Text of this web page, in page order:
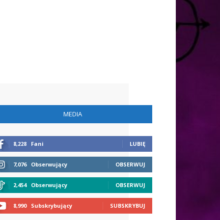
MEDIA
8,228 Fani LUBIĘ
7,076 Obserwujący OBSERWUJ
2,454 Obserwujący OBSERWUJ
8,990 Subskrybujący SUBSKRYBUJ